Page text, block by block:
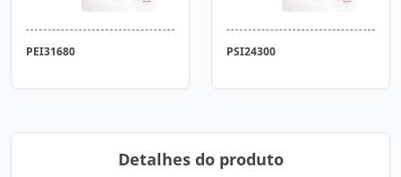
PEI31680 PSI24300
Detalhes do produto